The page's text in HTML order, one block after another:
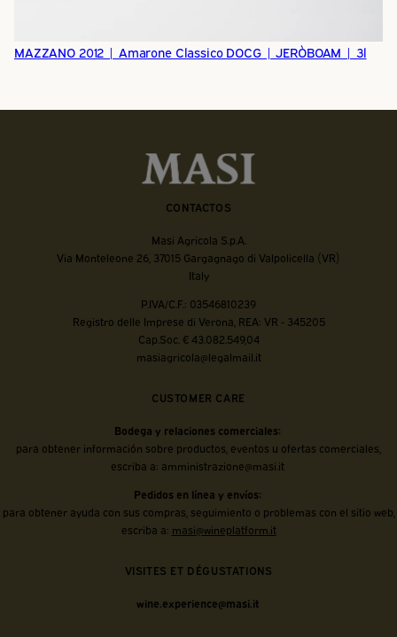
MAZZANO 2012 | Amarone Classico DOCG | JERÒBOAM | 3l
CONTACTOS
Masi Agricola S.p.A.
Via Monteleone 26, 37015 Gargagnago di Valpolicella (VR)
Italy
P.IVA/C.F.: 03546810239
Registro delle Imprese di Verona, REA: VR - 345205
Cap.Soc. € 43.082.549,04
masiagricola@legalmail.it
CUSTOMER CARE
Bodega y relaciones comerciales:
para obtener información sobre productos, eventos u ofertas comerciales,
escriba a: amministrazione@masi.it
Pedidos en línea y envíos:
para obtener ayuda con sus compras, seguimiento o problemas con el sitio web,
escriba a: masi@wineplatform.it
VISITES ET DÉGUSTATIONS
wine.experience@masi.it